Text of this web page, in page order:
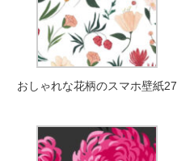
おしゃれな花柄のスマホ壁紙27